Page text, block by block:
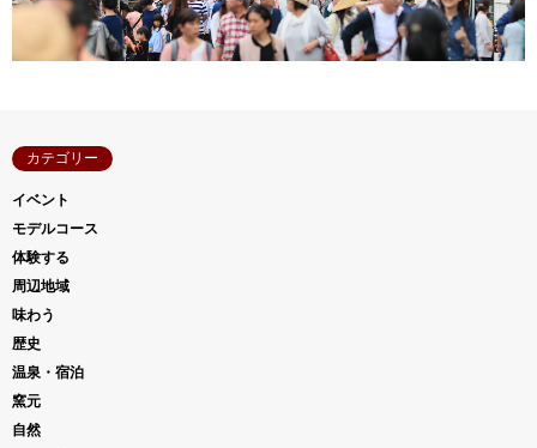
カテゴリー
イベント
モデルコース
体験する
周辺地域
味わう
歴史
温泉・宿泊
窯元
自然